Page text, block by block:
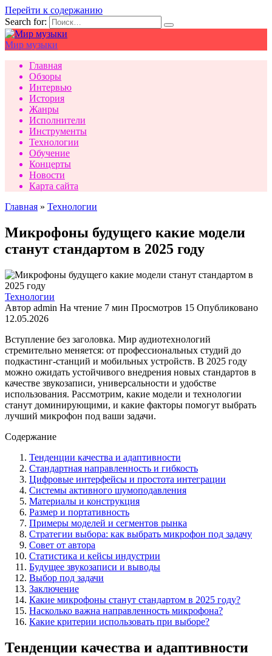
Перейти к содержанию
Search for:
Мир музыки
Главная
Обзоры
Интервью
История
Жанры
Исполнители
Инструменты
Технологии
Обучение
Концерты
Новости
Карта сайта
Главная » Технологии
Микрофоны будущего какие модели
станут стандартом в 2025 году
Технологии
Автор admin На чтение 7 мин Просмотров 15 Опубликовано
12.05.2026
Вступление без заголовка. Мир аудиотехнологий
стремительно меняется: от профессиональных студий до
подкастинг‑станций и мобильных устройств. В 2025 году
можно ожидать устойчивого внедрения новых стандартов в
качестве звукозаписи, универсальности и удобстве
использования. Рассмотрим, какие модели и технологии
станут доминирующими, и какие факторы помогут выбрать
лучший микрофон под ваши задачи.
Содержание
Тенденции качества и адаптивности
Стандартная направленность и гибкость
Цифровые интерфейсы и простота интеграции
Системы активного шумоподавления
Материалы и конструкция
Размер и портативность
Примеры моделей и сегментов рынка
Стратегии выбора: как выбрать микрофон под задачу
Совет от автора
Статистика и кейсы индустрии
Будущее звукозаписи и выводы
Выбор под задачи
Заключение
Какие микрофоны станут стандартом в 2025 году?
Насколько важна направленность микрофона?
Какие критерии использовать при выборе?
Тенденции качества и адаптивности